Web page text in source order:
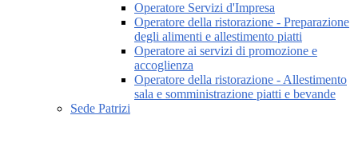
Operatore Servizi d'Impresa
Operatore della ristorazione - Preparazione
degli alimenti e allestimento piatti
Operatore ai servizi di promozione e
accoglienza
Operatore della ristorazione - Allestimento
sala e somministrazione piatti e bevande
Sede Patrizi